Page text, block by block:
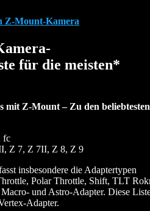
Z-Mount-Kamera
für die meisten*
mit Z-Mount – Zu den beliebtesten
fc
Z 7, Z 7II, Z 8, Z 9
insbesondere die Adaptertypen
Polar Throttle, Shift, TLT
und Astro-Adapter. Diese
Adapter.